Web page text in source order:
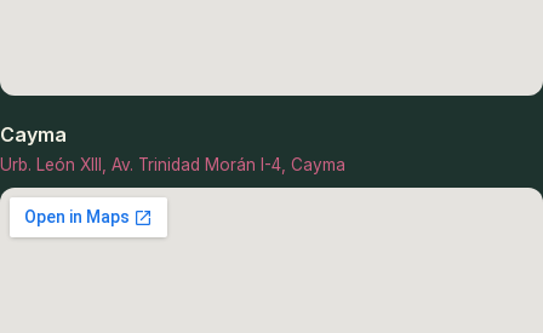
Cayma
Urb. León XIII, Av. Trinidad Morán I-4, Cayma